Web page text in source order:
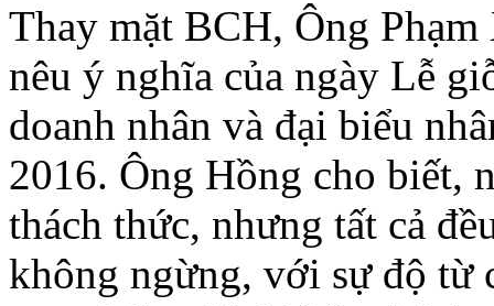
Thay mặt BCH, Ông
nêu ý nghĩa của ngày Lễ
doanh nhân và đại biểu
2016. Ông Hồng cho biết,
thách thức, nhưng tất cả
không ngừng, với sự độ từ